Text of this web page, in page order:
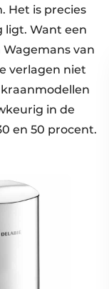
Het is precies
ligt. Want een
van
verlagen niet
in de
en 50 procent.